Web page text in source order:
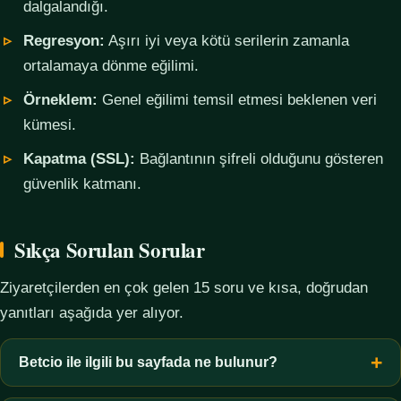
dalgalandığı.
Regresyon: Aşırı iyi veya kötü serilerin zamanla
ortalamaya dönme eğilimi.
Örneklem: Genel eğilimi temsil etmesi beklenen veri
kümesi.
Kapatma (SSL): Bağlantının şifreli olduğunu gösteren
güvenlik katmanı.
Sıkça Sorulan Sorular
Ziyaretçilerden en çok gelen 15 soru ve kısa, doğrudan
yanıtları aşağıda yer alıyor.
Betcio ile ilgili bu sayfada ne bulunur?
Bu sayfada yalnızca kavramsal bilgi, terim açıklamaları, veri